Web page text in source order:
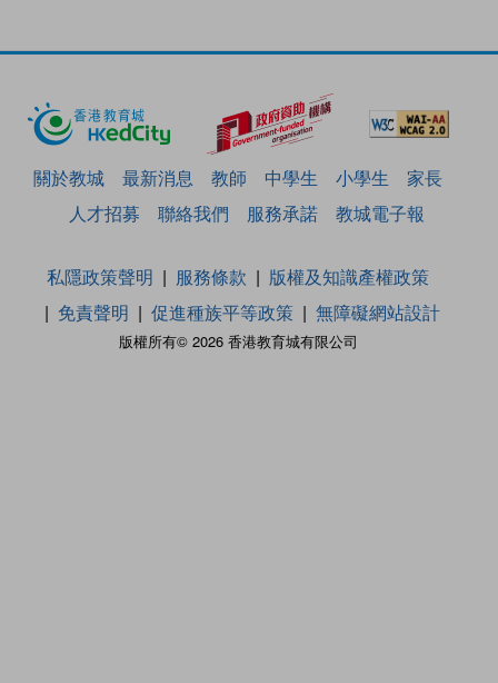
關於教城 最新消息 教師 中學生 小學生
家長
人才招募
聯絡我們 服務承諾 教城電子報
版權所有© 2026 香港教育城有限公司
私隱政策聲明 服務條款
版權及知識產權政策
免責聲明
促進種族平等政策 無障礙網站設計